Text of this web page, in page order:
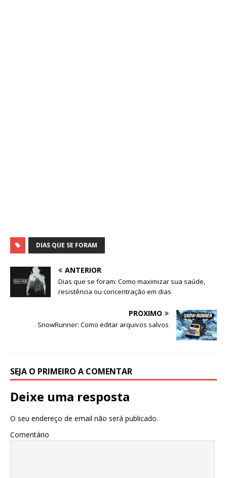
DIAS QUE SE FORAM
ANTERIOR
Dias que se foram: Como maximizar sua saúde,
resistência ou concentração em dias
PRÓXIMO
SnowRunner: Como editar arquivos salvos
SEJA O PRIMEIRO A COMENTAR
Deixe uma resposta
O seu endereço de email não será publicado.
Comentário